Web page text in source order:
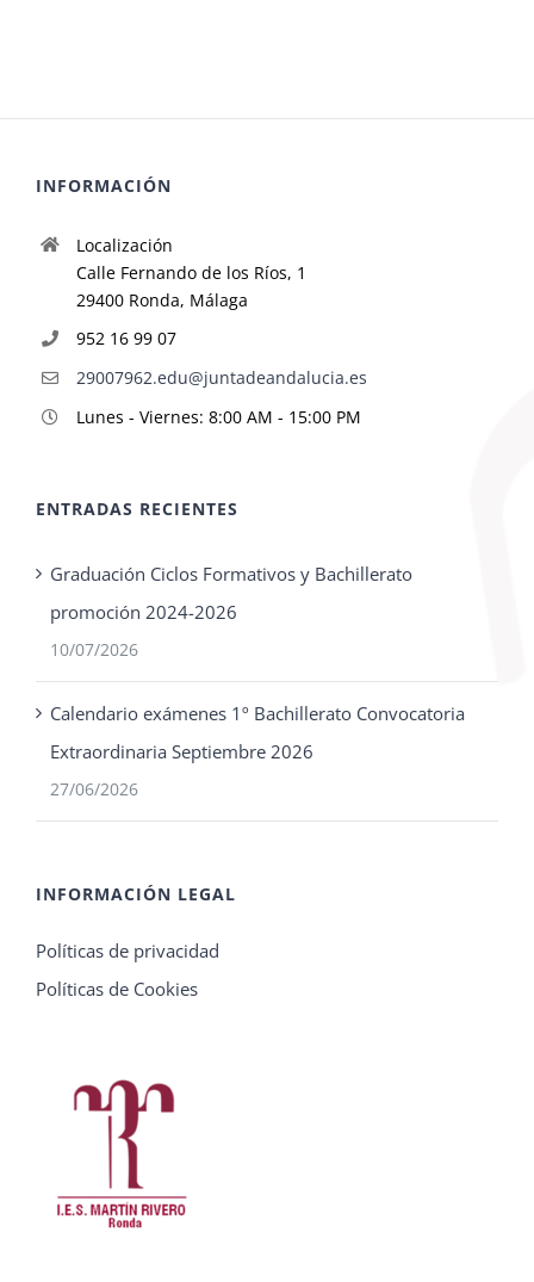
INFORMACIÓN
Localización
Calle Fernando de los Ríos, 1
29400 Ronda, Málaga
952 16 99 07
29007962.edu@juntadeandalucia.es
Lunes - Viernes: 8:00 AM - 15:00 PM
ENTRADAS RECIENTES
Graduación Ciclos Formativos y Bachillerato
promoción 2024-2026
10/07/2026
Calendario exámenes 1º Bachillerato Convocatoria
Extraordinaria Septiembre 2026
27/06/2026
INFORMACIÓN LEGAL
Políticas de privacidad
Políticas de Cookies